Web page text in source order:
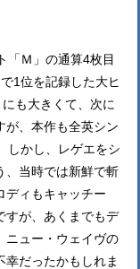
「Ｍ」の通算4枚目
1位を記録した大ヒ
も大きくて、次に
が、本作も全英シン
しかし、レゲエをシ
、当時では新鮮で斬
ディもキャッチー
すが、あくまでもデ
ニュー・ウェイヴの
だったかもしれま